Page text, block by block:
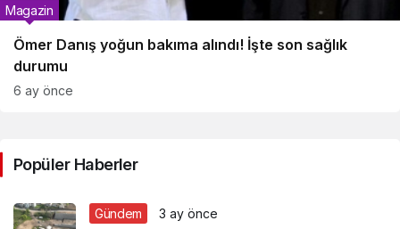
Ömer Danış yoğun bakıma alındı! İşte son sağlık
durumu
Magazin
6 ay önce
Popüler Haberler
Gündem 3 ay önce